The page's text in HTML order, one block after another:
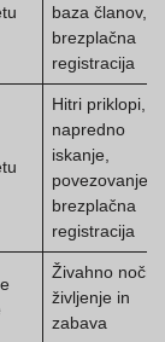
baza članov,
brezplačna
registracija
Hitri priklopi,
napredno
iskanje,
povezovanje,
brezplačna
registracija
Živahno nočno
življenje in
zabava